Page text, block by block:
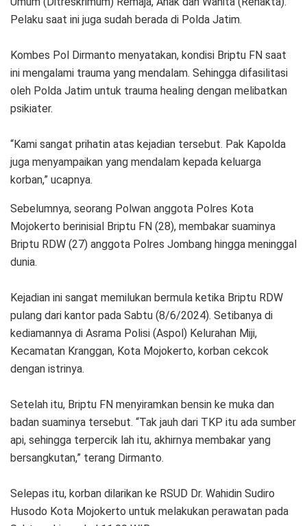
Pelaku saat ini juga sudah berada di Polda Jatim.
Kombes Pol Dirmanto menyatakan, kondisi Briptu FN saat
ini mengalami trauma yang mendalam. Sehingga difasilitasi
oleh Polda Jatim untuk trauma healing dengan melibatkan
psikiater.
“Kami sangat prihatin atas kejadian tersebut. Pak Kapolda
juga menyampaikan yang mendalam kepada keluarga
korban,” ucapnya.
Sebelumnya, seorang Polwan anggota Polres Kota
Mojokerto berinisial Briptu FN (28), membakar suaminya
Briptu RDW (27) anggota Polres Jombang hingga meninggal
dunia.
Kejadian ini sangat memilukan bermula ketika Briptu RDW
pulang dari kantor pada Sabtu (8/6/2024). Setibanya di
kediamannya di Asrama Polisi (Aspol) Kelurahan Miji,
Kecamatan Kranggan, Kota Mojokerto, korban cekcok
dengan istrinya.
Setelah itu, Briptu FN menyiramkan bensin ke muka dan
badan suaminya tersebut. “Tak jauh dari TKP itu ada sumber
api, sehingga terpercik lah itu, akhirnya membakar yang
bersangkutan,” terang Dirmanto.
Selepas itu, korban dilarikan ke RSUD Dr. Wahidin Sudiro
Husodo Kota Mojokerto untuk melakukan perawatan pada